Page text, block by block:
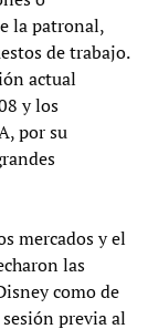
la patronal,
de trabajo.
actual
y los
por su
mercados y el
las
como de
previa al